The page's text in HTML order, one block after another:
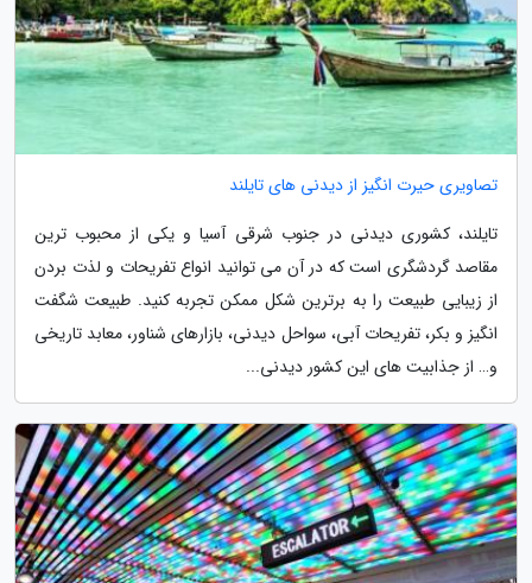
تصاویری حیرت انگیز از دیدنی های تایلند
تایلند، کشوری دیدنی در جنوب شرقی آسیا و یکی از محبوب ترین
مقاصد گردشگری است که در آن می توانید انواع تفریحات و لذت بردن
از زیبایی طبیعت را به برترین شکل ممکن تجربه کنید. طبیعت شگفت
انگیز و بکر، تفریحات آبی، سواحل دیدنی، بازارهای شناور، معابد تاریخی
و… از جذابیت های این کشور دیدنی...